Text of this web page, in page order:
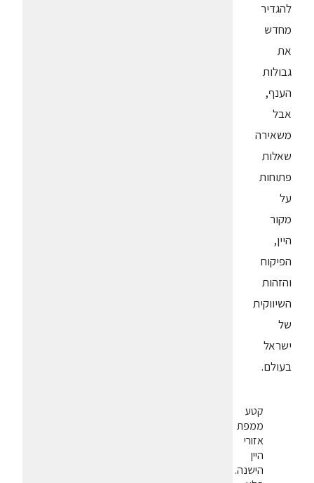
להגדיר
מחדש
את
גבולות
הענף,
אבל
משאירה
שאלות
פתוחות
על
מקור
היין,
הפיקוח
והזהות
השיווקית
של
ישראל
בעולם.
קטע
ממפת
אזורי
היין
הישנה.